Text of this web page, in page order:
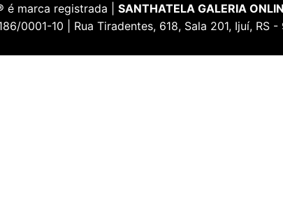
é marca registrada | SANTHATELA GALERIA
0001-10 | Rua Tiradentes, 618, Sala 201, Ijuí, RS